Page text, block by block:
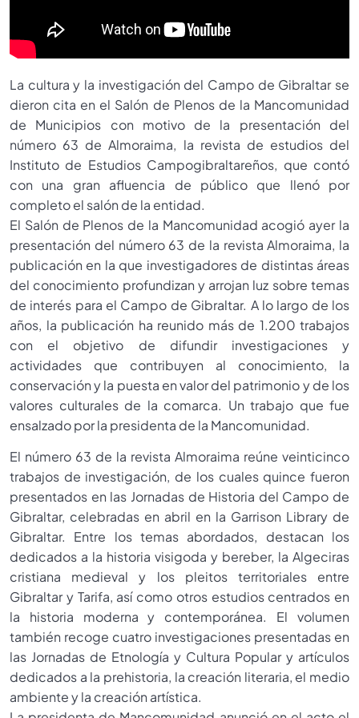
La cultura y la investigación del Campo de Gibraltar se
dieron cita en el Salón de Plenos de la Mancomunidad
de Municipios con motivo de la presentación del
número 63 de Almoraima, la revista de estudios del
Instituto de Estudios Campogibraltareños, que contó
con una gran afluencia de público que llenó por
completo el salón de la entidad.
El Salón de Plenos de la Mancomunidad acogió ayer la
presentación del número 63 de la revista Almoraima, la
publicación en la que investigadores de distintas áreas
del conocimiento profundizan y arrojan luz sobre temas
de interés para el Campo de Gibraltar. A lo largo de los
años, la publicación ha reunido más de 1.200 trabajos
con el objetivo de difundir investigaciones y
actividades que contribuyen al conocimiento, la
conservación y la puesta en valor del patrimonio y de los
valores culturales de la comarca. Un trabajo que fue
ensalzado por la presidenta de la Mancomunidad.
El número 63 de la revista Almoraima reúne veinticinco
trabajos de investigación, de los cuales quince fueron
presentados en las Jornadas de Historia del Campo de
Gibraltar, celebradas en abril en la Garrison Library de
Gibraltar. Entre los temas abordados, destacan los
dedicados a la historia visigoda y bereber, la Algeciras
cristiana medieval y los pleitos territoriales entre
Gibraltar y Tarifa, así como otros estudios centrados en
la historia moderna y contemporánea. El volumen
también recoge cuatro investigaciones presentadas en
las Jornadas de Etnología y Cultura Popular y artículos
dedicados a la prehistoria, la creación literaria, el medio
ambiente y la creación artística.